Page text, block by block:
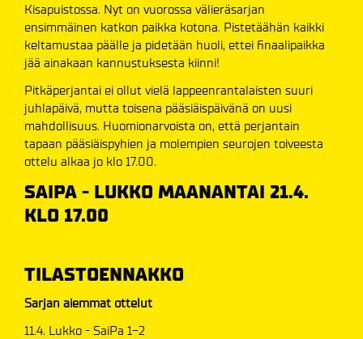
Kisapuistossa. Nyt on vuorossa välieräsarjan
ensimmäinen katkon paikka kotona. Pistetäähän kaikki
keltamustaa päälle ja pidetään huoli, ettei finaalipaikka
jää ainakaan kannustuksesta kiinni!
Pitkäperjantai ei ollut vielä lappeenrantalaisten suuri
juhlapäivä, mutta toisena pääsiäispäivänä on uusi
mahdollisuus. Huomionarvoista on, että perjantain
tapaan pääsiäispyhien ja molempien seurojen toiveesta
ottelu alkaa jo klo 17.00.
SAIPA - LUKKO MAANANTAI 21.4.
KLO 17.00
TILASTOENNAKKO
Sarjan aiemmat ottelut
11.4. Lukko - SaiPa 1-2